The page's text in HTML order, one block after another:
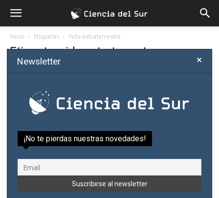
Inicio Etiquetas Vida extraterrestre
Etiqueta: vida extraterrestre
«Desde la Argentina se buscó vida
extraterrestre, pero no se descubrieron...
Newsletter
¡No te pierdas nuestras novedades!